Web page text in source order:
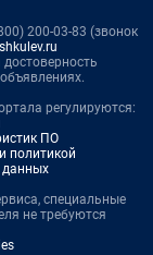
200-03-83 (звонок
достоверность
регулируются:
ПО
политикой
данных
специальные
не требуются